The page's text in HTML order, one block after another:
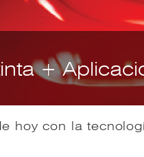
+
hoy con la